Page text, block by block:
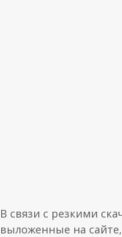
В связи с резкими
выложенные на